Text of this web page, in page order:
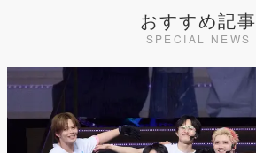
おすすめ記事
SPECIAL NEWS